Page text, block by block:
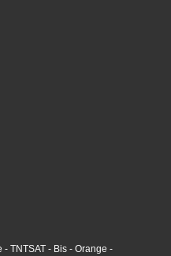
- TNTSAT - Bis - Orange -